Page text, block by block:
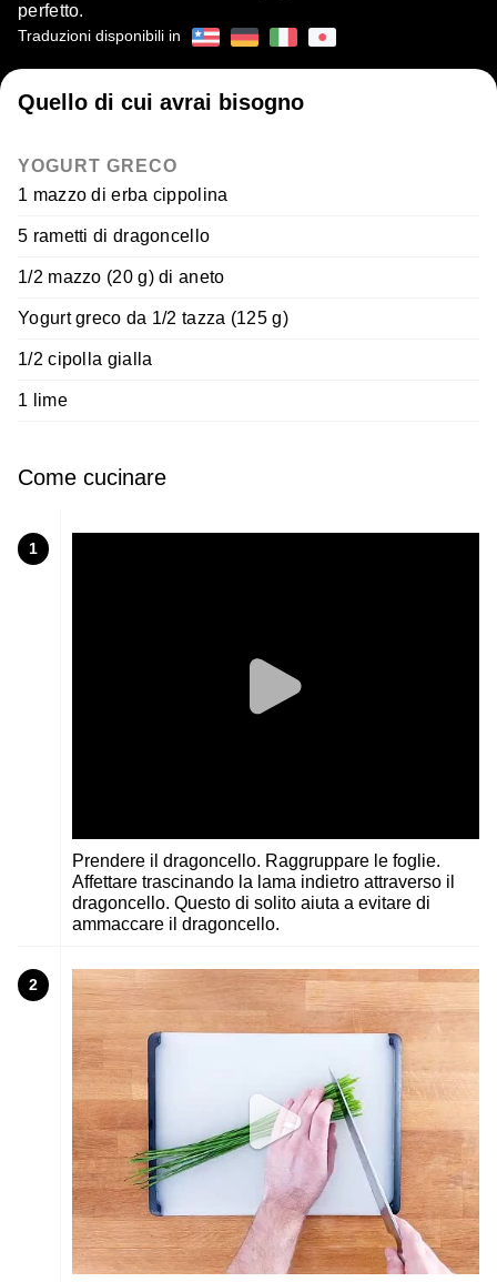
perfetto.
Traduzioni disponibili in
Quello di cui avrai bisogno
YOGURT GRECO
1 mazzo di erba cippolina
5 rametti di dragoncello
1/2 mazzo (20 g) di aneto
Yogurt greco da 1/2 tazza (125 g)
1/2 cipolla gialla
1 lime
Come cucinare
1
Prendere il dragoncello. Raggruppare le foglie.
Affettare trascinando la lama indietro attraverso il
dragoncello. Questo di solito aiuta a evitare di
ammaccare il dragoncello.
2